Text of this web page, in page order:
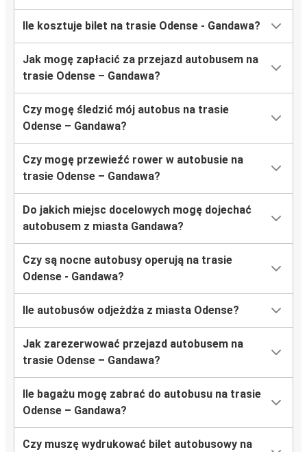
Ile kosztuje bilet na trasie Odense - Gandawa?
Jak mogę zapłacić za przejazd autobusem na
trasie Odense – Gandawa?
Czy mogę śledzić mój autobus na trasie
Odense – Gandawa?
Czy mogę przewieźć rower w autobusie na
trasie Odense – Gandawa?
Do jakich miejsc docelowych mogę dojechać
autobusem z miasta Gandawa?
Czy są nocne autobusy operują na trasie
Odense - Gandawa?
Ile autobusów odjeżdża z miasta Odense?
Jak zarezerwować przejazd autobusem na
trasie Odense – Gandawa?
Ile bagażu mogę zabrać do autobusu na trasie
Odense – Gandawa?
Czy muszę wydrukować bilet autobusowy na